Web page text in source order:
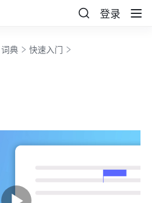
登录
词典
快速入门